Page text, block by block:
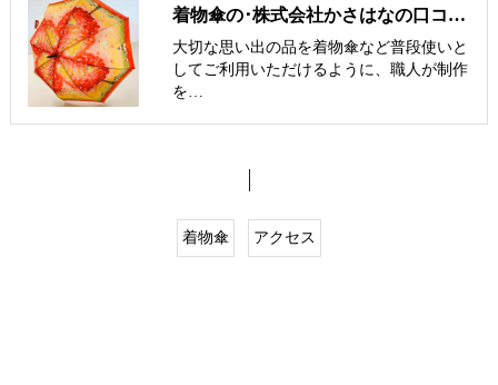
着物傘の･株式会社かさはなの口コミ情報
大切な思い出の品を着物傘など普段使いと
してご利用いただけるように、職人が制作
を…
着物傘 アクセス